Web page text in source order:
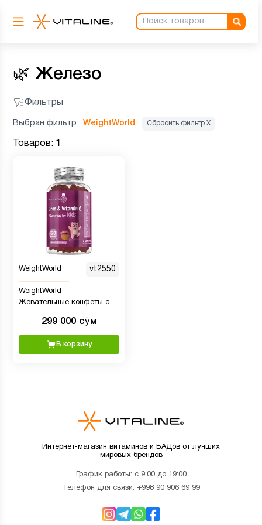
🌿 Железо
Фильтры
Выбран фильтр: WeightWorld Сбросить фильтр Х
Товаров: 1
WeightWorld vt2550
WeightWorld -
Жевательные конфеты с
для детей, 120 шт
299 000 сӯм
В корзину
Интернет-магазин витаминов и БАДов от лучших
мировых брендов
График работы: с 9:00 до 19:00
Телефон для связи: +998 90 906 69 99